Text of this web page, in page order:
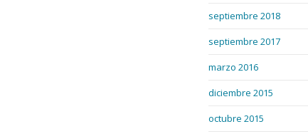
septiembre 2018
septiembre 2017
marzo 2016
diciembre 2015
octubre 2015